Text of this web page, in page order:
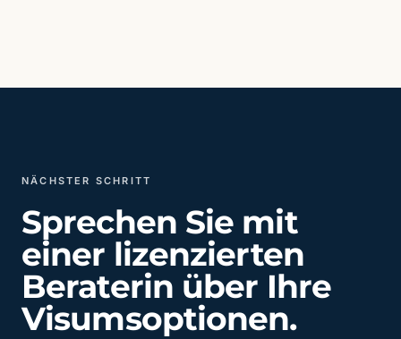
NÄCHSTER SCHRITT
Sprechen Sie mit
einer lizenzierten
Beraterin über Ihre
Visumsoptionen.